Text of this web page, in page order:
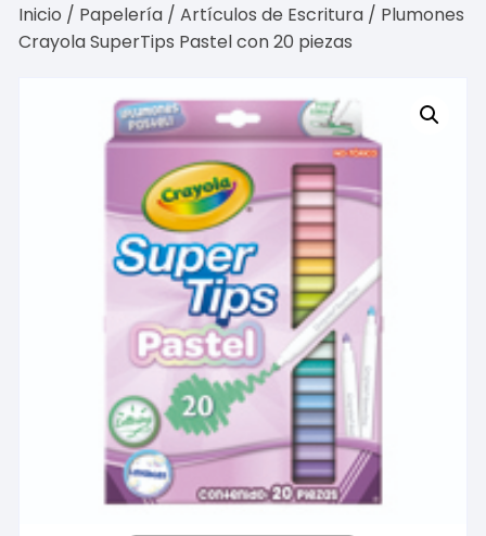
Inicio / Papelería /Artículos de Escritura / Plumones
Crayola SuperTips Pastel con 20 piezas